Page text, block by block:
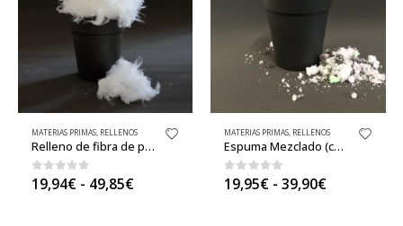
MATERIAS PRIMAS, RELLENOS
Relleno de fibra de primera calidad (confort ultrasuave)
0 out of 5
19,94€ - 49,85€Rango
MATERIAS PRIMAS, RELLENOS
Espuma Mezclado (confort firme)
0 out of 5
19,95€ - 39,90€Rango